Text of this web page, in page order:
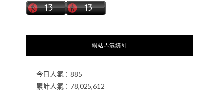
網站人氣統計
今日人氣： 885
累計人氣： 78,025,612